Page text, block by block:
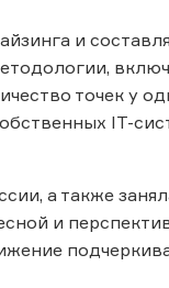
и
точек у
IT-
а также
и